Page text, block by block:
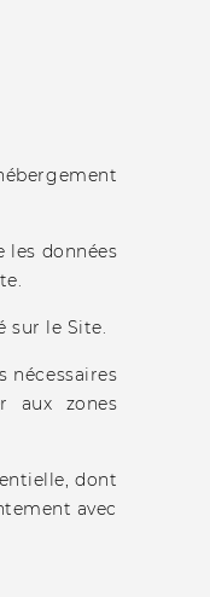
les données
sur le Site.
nécessaires
aux zones
dont
avec